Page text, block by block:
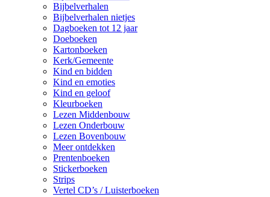
Bijbelverhalen
Bijbelverhalen nietjes
Dagboeken tot 12 jaar
Doeboeken
Kartonboeken
Kerk/Gemeente
Kind en bidden
Kind en emoties
Kind en geloof
Kleurboeken
Lezen Middenbouw
Lezen Onderbouw
Lezen Bovenbouw
Meer ontdekken
Prentenboeken
Stickerboeken
Strips
Vertel CD’s / Luisterboeken